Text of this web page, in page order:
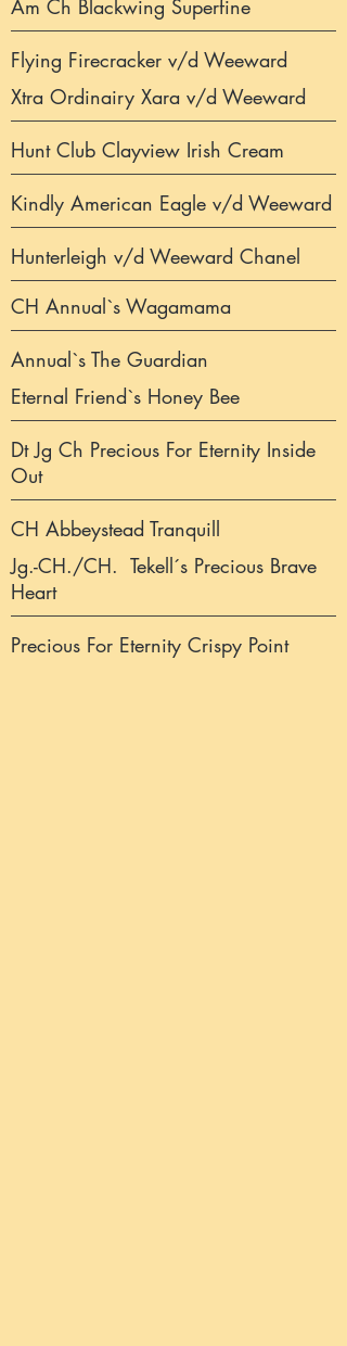
Am Ch Blackwing Superfine
Flying Firecracker v/d Weeward
Xtra Ordinairy Xara v/d Weeward
Hunt Club Clayview Irish Cream
Kindly American Eagle v/d Weeward
Hunterleigh v/d Weeward Chanel
CH Annual`s Wagamama
Annual`s The Guardian
Eternal Friend`s Honey Bee
Dt Jg Ch Precious For Eternity Inside
Out
CH Abbeystead Tranquill
Jg.-CH./CH. Tekell´s Precious Brave
Heart
Precious For Eternity Crispy Point